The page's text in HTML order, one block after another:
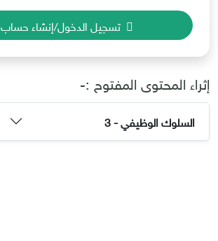
تسجيل الدخول/إنشاء حساب
إثراء المحتوى المفتوح :-
السلوك الوظيفي - 3